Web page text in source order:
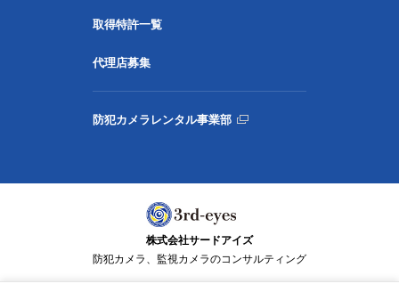
取得特許一覧
代理店募集
防犯カメラレンタル事業部
株式会社サードアイズ
防犯カメラ、監視カメラのコンサルティング